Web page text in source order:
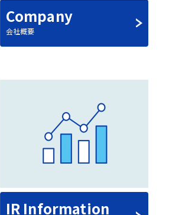
Company
会社概要
IR Information